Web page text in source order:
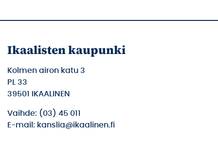
Ikaalisten kaupunki
Kolmen airon katu 3
PL 33
39501 IKAALINEN
Vaihde: (03) 45 011
E-mail: kanslia@ikaalinen.fi